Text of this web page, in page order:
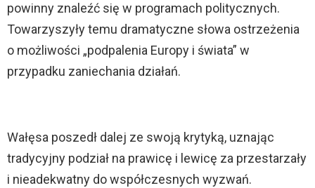
powinny znaleźć się w programach politycznych.
Towarzyszyły temu dramatyczne słowa ostrzeżenia
o możliwości „podpalenia Europy i świata” w
przypadku zaniechania działań.
Wałęsa poszedł dalej ze swoją krytyką, uznając
tradycyjny podział na prawicę i lewicę za przestarzały
i nieadekwatny do współczesnych wyzwań.